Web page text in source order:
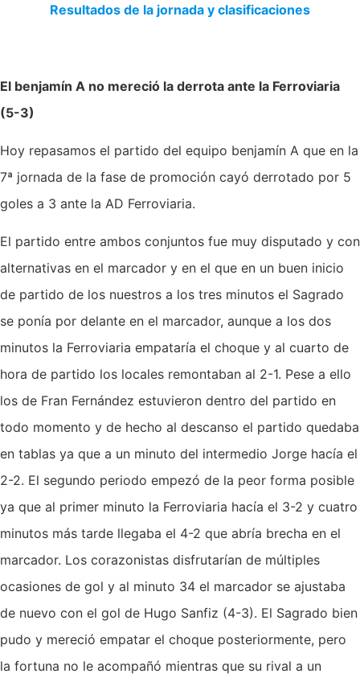
Resultados de la jornada y clasificaciones
El benjamín A no mereció la derrota ante la Ferroviaria
(5-3)
Hoy repasamos el partido del equipo benjamín A que en la
7ª jornada de la fase de promoción cayó derrotado por 5
goles a 3 ante la AD Ferroviaria.
El partido entre ambos conjuntos fue muy disputado y con
alternativas en el marcador y en el que en un buen inicio
de partido de los nuestros a los tres minutos el Sagrado
se ponía por delante en el marcador, aunque a los dos
minutos la Ferroviaria empataría el choque y al cuarto de
hora de partido los locales remontaban al 2-1. Pese a ello
los de Fran Fernández estuvieron dentro del partido en
todo momento y de hecho al descanso el partido quedaba
en tablas ya que a un minuto del intermedio Jorge hacía el
2-2. El segundo periodo empezó de la peor forma posible
ya que al primer minuto la Ferroviaria hacía el 3-2 y cuatro
minutos más tarde llegaba el 4-2 que abría brecha en el
marcador. Los corazonistas disfrutarían de múltiples
ocasiones de gol y al minuto 34 el marcador se ajustaba
de nuevo con el gol de Hugo Sanfiz (4-3). El Sagrado bien
pudo y mereció empatar el choque posteriormente, pero
la fortuna no le acompañó mientras que su rival a un